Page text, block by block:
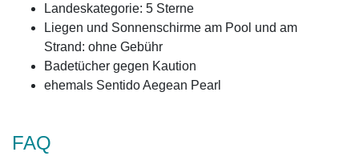
Landeskategorie: 5 Sterne
Liegen und Sonnenschirme am Pool und am
Strand: ohne Gebühr
Badetücher gegen Kaution
ehemals Sentido Aegean Pearl
FAQ